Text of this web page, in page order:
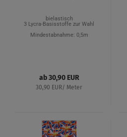
bielastisch
3 Lycra-Basisstoffe zur Wahl
Mindestabnahme: 0,5m
ab 30,90 EUR
30,90 EUR/ Meter